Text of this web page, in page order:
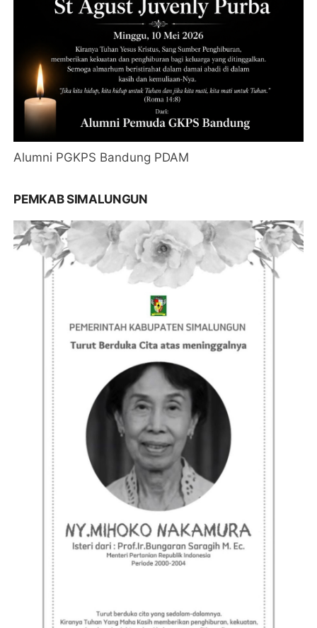
Alumni PGKPS Bandung PDAM
PEMKAB SIMALUNGUN